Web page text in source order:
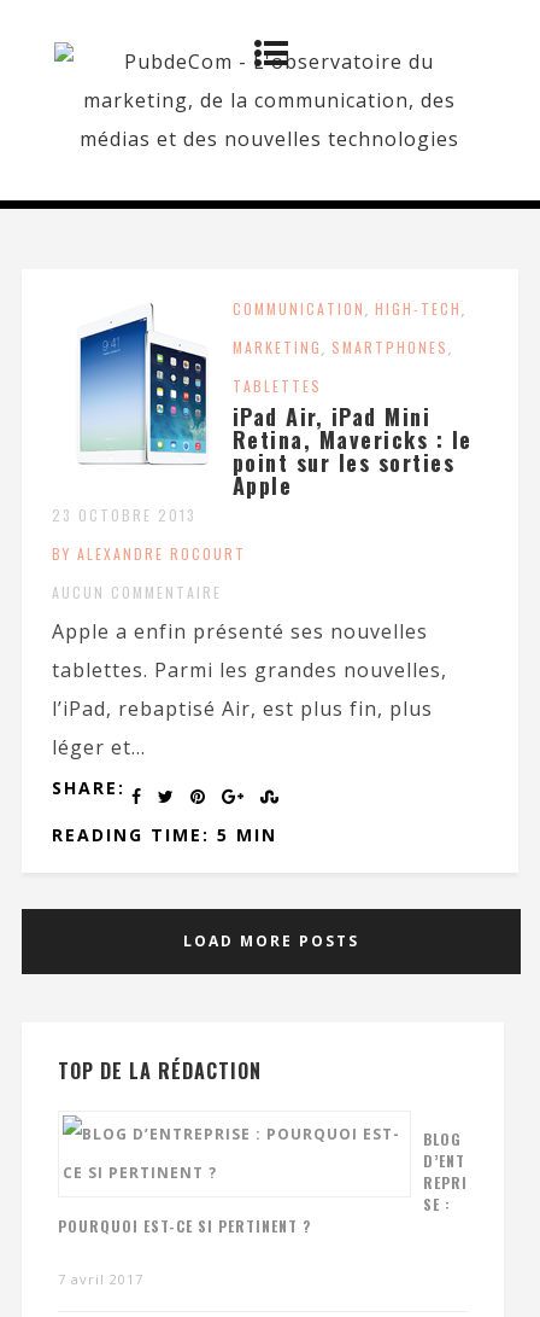
COMMUNICATION, HIGH-TECH,
MARKETING, SMARTPHONES,
TABLETTES
iPad Air, iPad Mini
Retina, Mavericks : le
point sur les sorties
Apple
23 OCTOBRE 2013
BY ALEXANDRE ROCOURT
AUCUN COMMENTAIRE
Apple a enfin présenté ses nouvelles
tablettes. Parmi les grandes nouvelles,
l’iPad, rebaptisé Air, est plus fin, plus
léger et...
SHARE:
READING TIME: 5 MIN
LOAD MORE POSTS
TOP DE LA RÉDACTION
BLOG
D’ENT
REPRI
SE :
POURQUOI EST-CE SI PERTINENT ?
7 avril 2017